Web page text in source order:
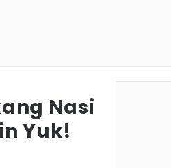
Nasi
Yuk!